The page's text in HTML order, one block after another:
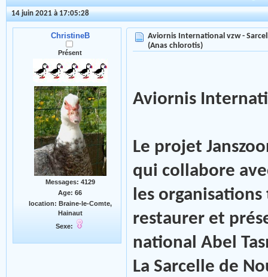
14 juin 2021 à 17:05:28
ChristineB
Présent
Messages: 4129
Age: 66
location: Braine-le-Comte,
Hainaut
Sexe:
Aviornis International vzw -
(Anas chlorotis)
Aviornis
Le projet
qui collabore
les
restaurer et
national Abel
La Sarcelle de